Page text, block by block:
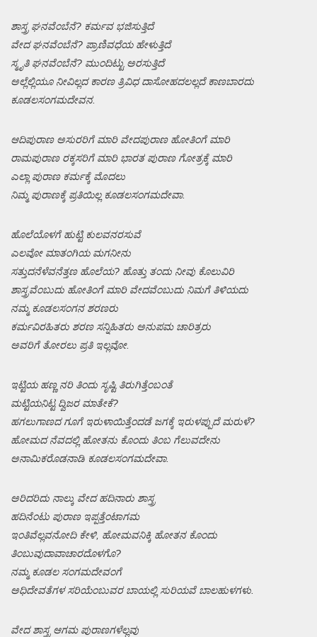
ಶಾಸ್ತ್ರ ಘನವೆಂಬೆನೆ? ಕರ್ಮವ ಭಜಿಸುತ್ತಿದೆ
ವೇದ ಘನವೆಂಬೆನೆ? ಪ್ರಾಣಿವಧೆಯ ಹೇಳುತ್ತಿದೆ
ಸ್ಮೃತಿ ಘನವೆಂಬೆನೆ? ಮುಂದಿಟ್ಟು ಅರಸುತ್ತಿದೆ
ಅಲ್ಲೆಲ್ಲಿಯೂ ನೀವಿಲ್ಲದ ಕಾರಣ ತ್ರಿವಿಧ ದಾಸೋಹದಲಲ್ಲದೆ ಕಾಣಬಾರದು
ಕೂಡಲಸಂಗಮದೇವನ.
ಆದಿಪುರಾಣ ಅಸುರರಿಗೆ ಮಾರಿ ವೇದಪುರಾಣ ಹೋತಿಂಗೆ ಮಾರಿ
ರಾಮಪುರಾಣ ರಕ್ಕಸರಿಗೆ ಮಾರಿ ಭಾರತ ಪುರಾಣ ಗೋತ್ರಕ್ಕೆ ಮಾರಿ
ಎಲ್ಲಾ ಪುರಾಣ ಕರ್ಮಕ್ಕೆ ಮೊದಲು
ನಿಮ್ಮ ಪುರಾಣಕ್ಕೆ ಪ್ರತಿಯಿಲ್ಲ ಕೂಡಲಸಂಗಮದೇವಾ.
ಹೊಲೆಯೊಳಗೆ ಹುಟ್ಟಿ ಕುಲವನರಸುವೆ
ಎಲವೋ ಮಾತಂಗಿಯ ಮಗನೀನು
ಸತ್ತುದನೆಳೆವನೆತ್ತಣ ಹೊಲೆಯ? ಹೊತ್ತು ತಂದು ನೀವು ಕೊಲುವಿರಿ
ಶಾಸ್ತ್ರವೆಂಬುದು ಹೋತಿಂಗೆ ಮಾರಿ ವೇದವೆಂಬುದು ನಿಮಗೆ ತಿಳಿಯದು
ನಮ್ಮ ಕೂಡಲಸಂಗನ ಶರಣರು
ಕರ್ಮವಿರಹಿತರು ಶರಣ ಸನ್ನಿಹಿತರು ಅನುಪಮ ಚಾರಿತ್ರರು
ಅವರಿಗೆ ತೋರಲು ಪ್ರತಿ ಇಲ್ಲವೋ.
ಇಟ್ಟಿಯ ಹಣ್ಣ ನರಿ ತಿಂದು ಸೃಷ್ಟಿ ತಿರುಗಿತ್ತೆಂಬಂತೆ
ಮಟ್ಟಿಯನಿಟ್ಟ ದ್ವಿಜರ ಮಾತೇಕೆ?
ಹಗಲುಗಾಣದ ಗೂಗೆ ಇರುಳಾಯಿತ್ತೆಂದಡೆ ಜಗಕ್ಕೆ ಇರುಳಪ್ಪುದೆ ಮರುಳೆ?
ಹೋಮದ ನೆವದಲ್ಲಿ ಹೋತನು ಕೊಂದು ತಿಂಬ ಗೆಲುವದೇನು
ಅನಾಮಿಕರೊಡನಾಡಿ ಕೂಡಲಸಂಗಮದೇವಾ.
ಅರಿದರಿದು ನಾಲ್ಕು ವೇದ ಹದಿನಾರು ಶಾಸ್ತ್ರ
ಹದಿನೆಂಟು ಪುರಾಣ ಇಪ್ಪತ್ತೆಂಟಾಗಮ
ಇಂತಿವೆಲ್ಲವನೋದಿ ಕೇಳಿ, ಹೋಮವನಿಕ್ಕಿ ಹೋತನ ಕೊಂದು
ತಿಂಬುವುದಾವಾಚಾರದೊಳಗೊ?
ನಮ್ಮ ಕೂಡಲ ಸಂಗಮದೇವಂಗೆ
ಅಧಿದೇವತೆಗಳ ಸರಿಯೆಂಬುವರ ಬಾಯಲ್ಲಿ ಸುರಿಯವೆ ಬಾಲಹುಳಗಳು.
ವೇದ ಶಾಸ್ತ್ರ ಆಗಮ ಪುರಾಣಗಳೆಲ್ಲವು